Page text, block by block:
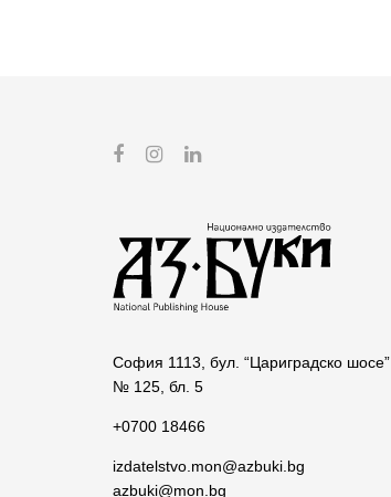
София 1113, бул. “Цариградско шосе”
№ 125, бл. 5
+0700 18466
izdatelstvo.mon@azbuki.bg
azbuki@mon.bg